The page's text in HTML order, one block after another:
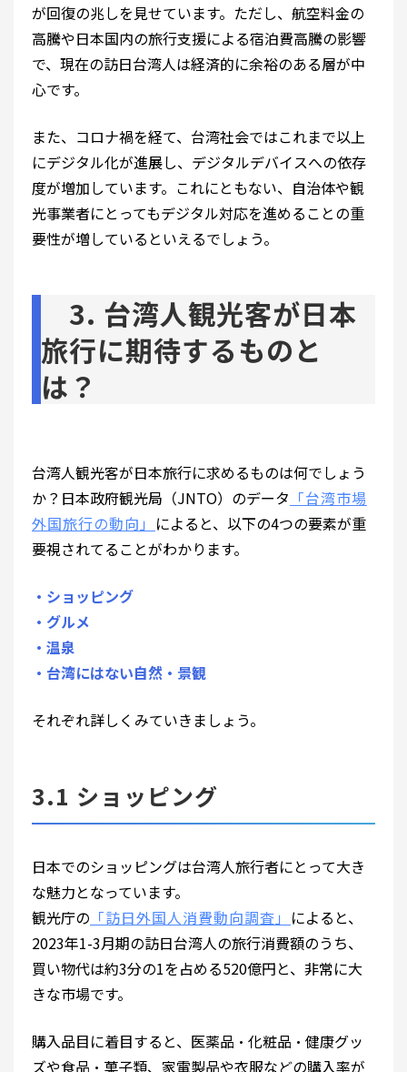
が回復の兆しを見せています。ただし、航空料金の
高騰や日本国内の旅行支援による宿泊費高騰の影響
で、現在の訪日台湾人は経済的に余裕のある層が中
心です。
また、コロナ禍を経て、台湾社会ではこれまで以上
にデジタル化が進展し、デジタルデバイスへの依存
度が増加しています。これにともない、自治体や観
光事業者にとってもデジタル対応を進めることの重
要性が増しているといえるでしょう。
3. 台湾人観光客が日本
旅行に期待するものと
は？
台湾人観光客が日本旅行に求めるものは何でしょう
か？日本政府観光局（JNTO）のデータ 「台湾市場
外国旅行の動向」 によると、以下の4つの要素が重
要視されてることがわかります。
・ショッピング
・グルメ
・温泉
・台湾にはない自然・景観
それぞれ詳しくみていきましょう。
3.1 ショッピング
日本でのショッピングは台湾人旅行者にとって大き
な魅力となっています。
観光庁の 「訪日外国人消費動向調査」 によると、
2023年1-3月期の訪日台湾人の旅行消費額のうち、
買い物代は約3分の1を占める520億円と、非常に大
きな市場です。
購入品目に着目すると、医薬品・化粧品・健康グッ
ズや食品・菓子類、家電製品や衣服などの購入率が